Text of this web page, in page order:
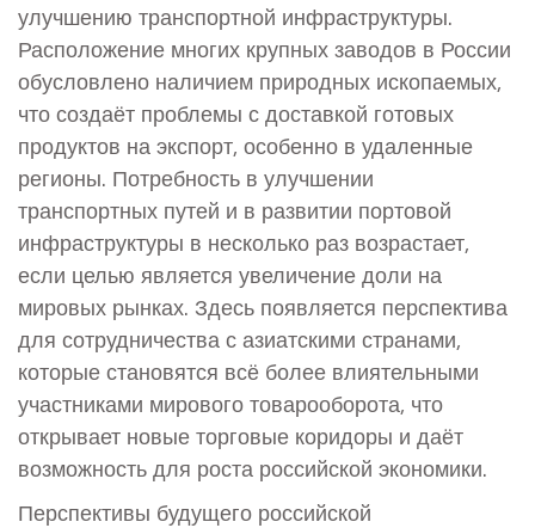
улучшению транспортной инфраструктуры.
Расположение многих крупных заводов в России
обусловлено наличием природных ископаемых,
что создаёт проблемы с доставкой готовых
продуктов на экспорт, особенно в удаленные
регионы. Потребность в улучшении
транспортных путей и в развитии портовой
инфраструктуры в несколько раз возрастает,
если целью является увеличение доли на
мировых рынках. Здесь появляется перспектива
для сотрудничества с азиатскими странами,
которые становятся всё более влиятельными
участниками мирового товарооборота, что
открывает новые торговые коридоры и даёт
возможность для роста российской экономики.
Перспективы будущего российской